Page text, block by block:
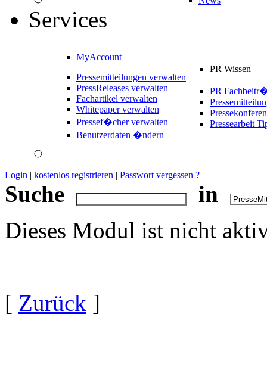
Services
MyAccount
Pressemitteilungen verwalten
PressReleases verwalten
Fachartikel verwalten
Whitepaper verwalten
Pressef�cher verwalten
Benutzerdaten �ndern
PR Wissen
PR
Pressearbeit
Login | kostenlos registrieren | Passwort vergessen ?
Suche
in
Dieses Modul ist nicht
[ Zurück ]